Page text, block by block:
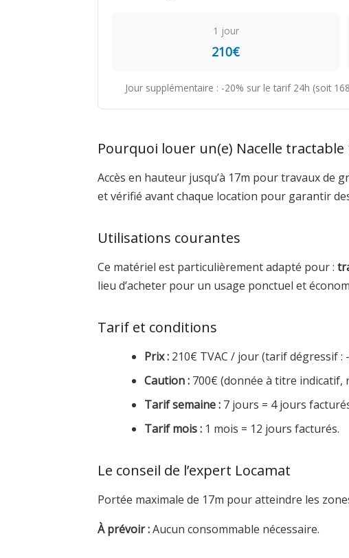
1 jour
210€
Jour supplémentaire : -20% sur le tarif 24h (soit
Pourquoi louer un(e) Nacelle
Accès en hauteur jusqu’à 17m pour travaux
et vérifié avant chaque location pour garantir
Utilisations courantes
Ce matériel est particulièrement adapté pour :
lieu d’acheter pour un usage ponctuel et
Tarif et conditions
Prix : 210€ TVAC / jour (tarif dégressif :
Caution : 700€ (donnée à titre
Tarif semaine : 7 jours = 4 jours
Tarif mois : 1 mois = 12 jours facturés.
Le conseil de l’expert Locamat
Portée maximale de 17m pour atteindre les
À prévoir :Aucun consommable nécessaire.